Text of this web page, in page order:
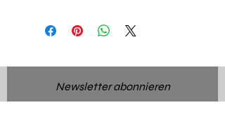
Newsletter abonnieren